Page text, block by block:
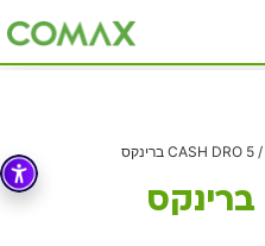
/ CASH DRO 5 ברינקס